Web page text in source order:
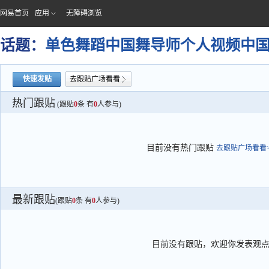
网易首页 应用 无障碍浏览
话题： 单色舞蹈中国舞导师个人视频中
快速发贴 去跟贴广场看看
热门跟贴 (跟贴0条 有0人参与)
目前没有热门跟贴 去跟贴广场看看
最新跟贴(跟贴0条 有0人参与)
目前没有跟贴，欢迎你发表观点